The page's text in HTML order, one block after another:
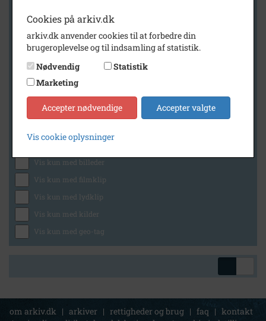
Arkiv
Frederikssund lokalhistoriske arkiver Slangerup arkiv
Generelt
Vis kun med billeder
Vis kun med filmklip
Vis kun med lydklip
Vis kun med kilder
Vis kun med geo-tag
om arkiv.dk | arkiver | rettigheder og brug | faq | kontakt
Cookies på arkiv.dk
arkiv.dk anvender cookies til at forbedre din
brugeroplevelse og til indsamling af statistik.
Nødvendig
Statistik
Marketing
Accepter nødvendige Accepter valgte
Vis cookie oplysninger